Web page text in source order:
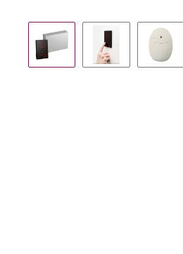
Bildergalerie überspringen